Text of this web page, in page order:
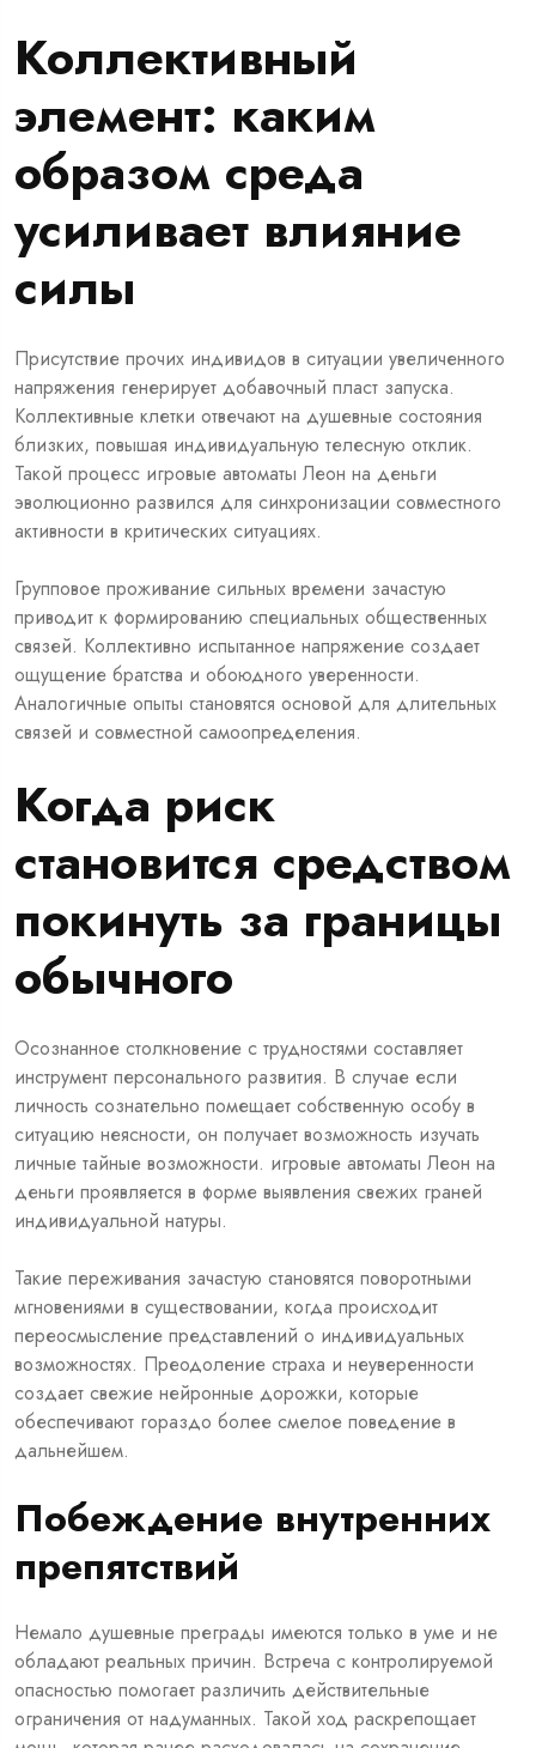
Коллективный
элемент: каким
образом среда
усиливает влияние
силы
Присутствие прочих индивидов в ситуации увеличенного
напряжения генерирует добавочный пласт запуска.
Коллективные клетки отвечают на душевные состояния
близких, повышая индивидуальную телесную отклик.
Такой процесс игровые автоматы Леон на деньги
эволюционно развился для синхронизации совместного
активности в критических ситуациях.
Групповое проживание сильных времени зачастую
приводит к формированию специальных общественных
связей. Коллективно испытанное напряжение создает
ощущение братства и обоюдного уверенности.
Аналогичные опыты становятся основой для длительных
связей и совместной самоопределения.
Когда риск
становится средством
покинуть за границы
обычного
Осознанное столкновение с трудностями составляет
инструмент персонального развития. В случае если
личность сознательно помещает собственную особу в
ситуацию неясности, он получает возможность изучать
личные тайные возможности. игровые автоматы Леон на
деньги проявляется в форме выявления свежих граней
индивидуальной натуры.
Такие переживания зачастую становятся поворотными
мгновениями в существовании, когда происходит
переосмысление представлений о индивидуальных
возможностях. Преодоление страха и неуверенности
создает свежие нейронные дорожки, которые
обеспечивают гораздо более смелое поведение в
дальнейшем.
Побеждение внутренних
препятствий
Немало душевные преграды имеются только в уме и не
обладают реальных причин. Встреча с контролируемой
опасностью помогает различить действительные
ограничения от надуманных. Такой ход раскрепощает